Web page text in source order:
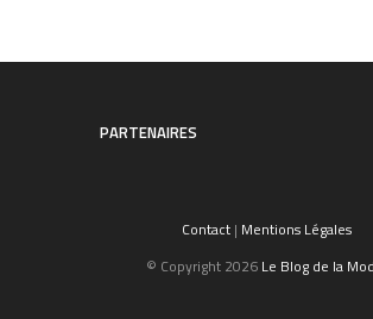
PARTENAIRES
Contact| Mentions Légales
© Copyright 2026 Le Blog de la